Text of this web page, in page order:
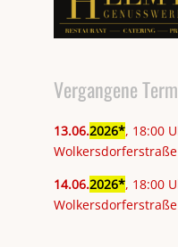
Vergangene
13.06.2026 , 18:00
14.06.2026 , 18:00